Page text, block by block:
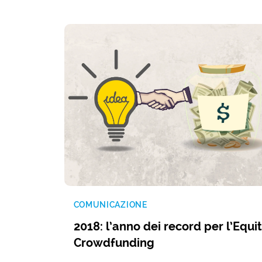
COMUNICAZIONE
2018: l’anno dei record per
Crowdfunding